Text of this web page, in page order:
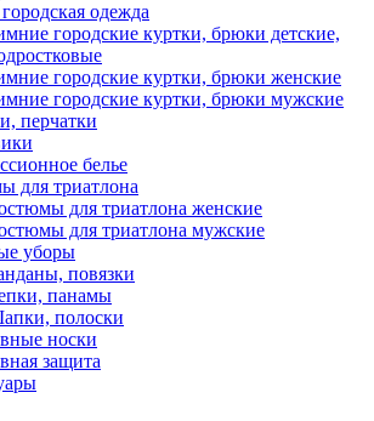
одежда
городские куртки, брюки детские,
городские куртки, брюки женские
городские куртки, брюки мужские
перчатки
белье
для триатлона
для триатлона женские
для триатлона мужские
уборы
повязки
панамы
полоски
носки
защита